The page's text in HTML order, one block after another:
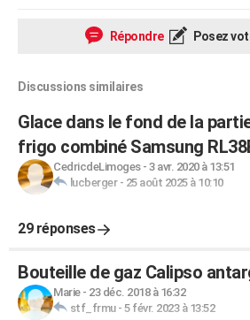
Répondre Posez
Discussions similaires
Glace dans le fond de la
frigo combiné Samsung
CedricdeLimoges- 3 avr. 2020 à 13:51
lucberger- 25 août 2025 à 10:10
29 réponses
Bouteille de gaz Calipso
Marie- 23 déc. 2018 à 16:32
stf_frmu- 5 févr. 2023 à 13:52